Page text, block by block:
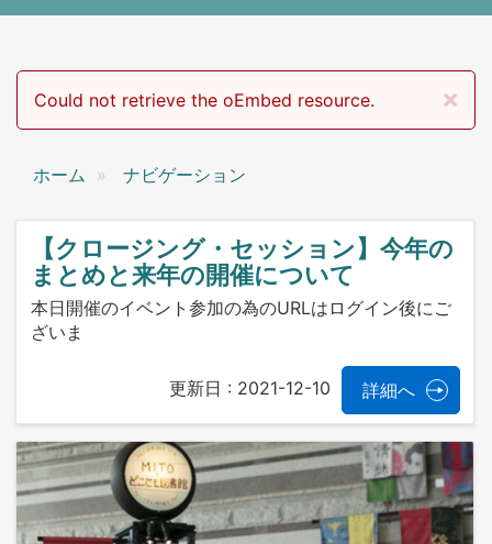
×
エラーメッセージ
Could not retrieve the oEmbed resource.
ホーム ナビゲーション
【クロージング・セッション】今年の
まとめと来年の開催について
本日開催のイベント参加の為のURLはログイン後にご
ざいま
更新日 : 2021-12-10 詳細へ